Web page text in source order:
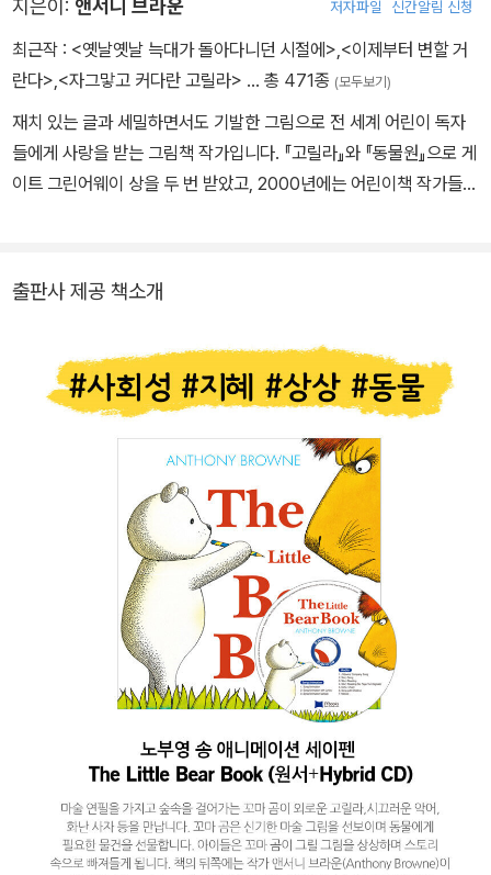
지은이: 앤서니 브라운 저자파일 신간알림 신청
최근작 : <옛날옛날 늑대가 돌아다니던 시절에>,<이제부터 변할 거
란다>,<자그맣고 커다란 고릴라> … 총 471종 (모두보기)
재치 있는 글과 세밀하면서도 기발한 그림으로 전 세계 어린이 독자
들에게 사랑을 받는 그림책 작가입니다. 『고릴라』와 『동물원』으로 게
이트 그린어웨이 상을 두 번 받았고, 2000년에는 어린이책 작가들에
습니다.
출판사 제공 책소개